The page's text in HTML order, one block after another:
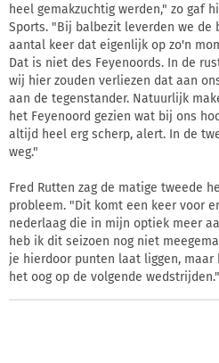
heel gemakzuchtig werden," zo gaf
Sports. "Bij balbezit leverden we de
aantal keer dat eigenlijk op zo'n
Dat is niet des Feyenoords. In de
wij hier zouden verliezen dat aan
aan de tegenstander. Natuurlijk
het Feyenoord gezien wat bij ons
altijd heel erg scherp, alert. In de
weg."
Fred Rutten zag de matige tweede
probleem. "Dit komt een keer voor
nederlaag die in mijn optiek meer
heb ik dit seizoen nog niet
je hierdoor punten laat liggen,
het oog op de volgende wedstrijden."